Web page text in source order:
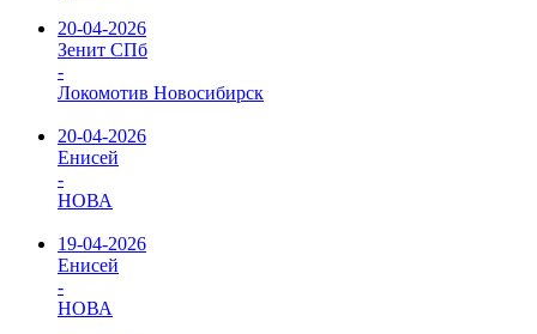
20-04-2026
Зенит СПб
-
Локомотив Новосибирск
20-04-2026
Енисей
-
НОВА
19-04-2026
Енисей
-
НОВА